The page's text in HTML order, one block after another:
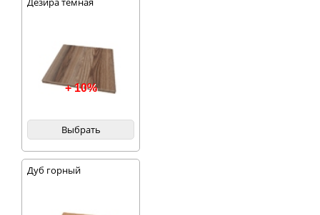
+ 10%
Выбрать
Дуб горный